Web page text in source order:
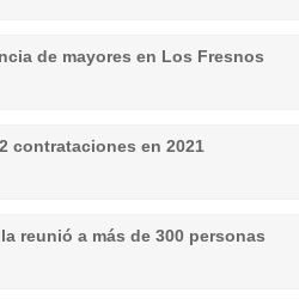
de mayores en Los Fresnos
contrataciones en 2021
reunió a más de 300 personas